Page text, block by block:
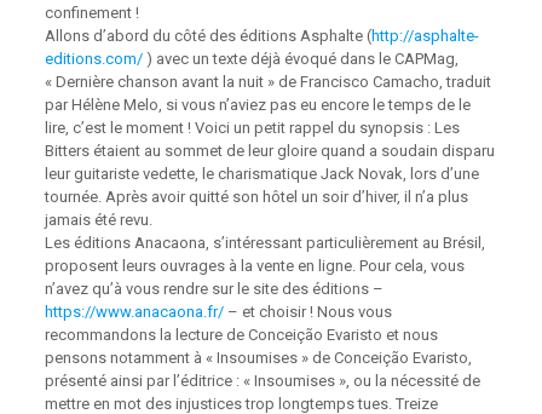
confinement !
Allons d’abord du côté des éditions Asphalte (http://asphalte-
editions.com/) avec un texte déjà évoqué dans le CAPMag,
« Dernière chanson avant la nuit » de Francisco Camacho, traduit
par Hélène Melo, si vous n’aviez pas eu encore le temps de le
lire, c’est le moment ! Voici un petit rappel du synopsis : Les
Bitters étaient au sommet de leur gloire quand a soudain disparu
leur guitariste vedette, le charismatique Jack Novak, lors d’une
tournée. Après avoir quitté son hôtel un soir d’hiver, il n’a plus
jamais été revu.
Les éditions Anacaona, s’intéressant particulièrement au Brésil,
proposent leurs ouvrages à la vente en ligne. Pour cela, vous
n’avez qu’à vous rendre sur le site des éditions –
https://www.anacaona.fr/– et choisir ! Nous vous
recommandons la lecture de Conceição Evaristo et nous
pensons notamment à « Insoumises » de Conceição Evaristo,
présenté ainsi par l’éditrice : « Insoumises », ou la nécessité de
mettre en mot des injustices trop longtemps tues. Treize